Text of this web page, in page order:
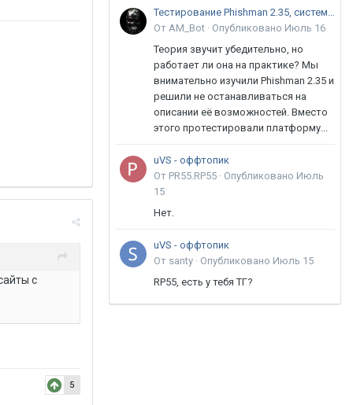
с
5
Тестирование Phishman 2.35, системы повышения осведомлённости пользователей в сфере ИБ
От AM_Bot · Опубликовано Июль 16
Теория звучит убедительно, но
работает ли она на практике? Мы
внимательно изучили Phishman 2.35 и
решили не останавливаться на
описании её возможностей. Вместо
этого протестировали платформу...
uVS - оффтопик
От PR55.RP55 · Опубликовано Июль
15
Нет.
uVS - оффтопик
От santy · Опубликовано Июль 15
RP55, есть у тебя ТГ?